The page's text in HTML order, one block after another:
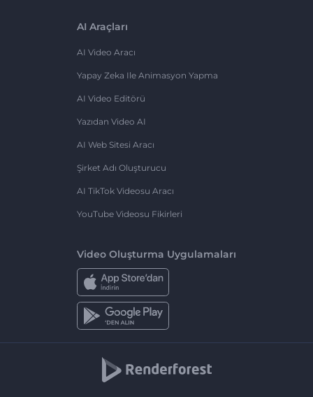
AI Araçları
AI Video Aracı
Yapay Zeka Ile Animasyon Yapma
AI Video Editörü
Yazıdan Video AI
AI Web Sitesi Aracı
Şirket Adı Oluşturucu
AI TikTok Videosu Aracı
YouTube Videosu Fikirleri
Video Oluşturma Uygulamaları